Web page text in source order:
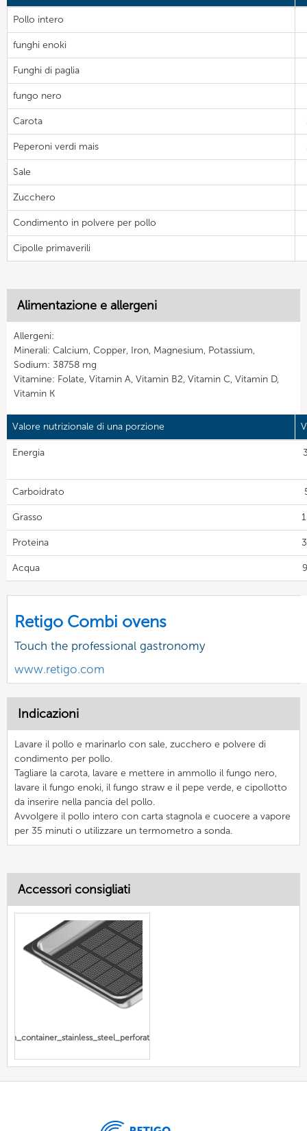
Pollo intero
funghi enoki
Funghi di paglia
fungo nero
Carota
Peperoni verdi mais
Sale
Zucchero
Condimento in polvere per pollo
Cipolle primaverili
Alimentazione e allergeni
Allergeni:
Minerali: Calcium, Copper, Iron, Magnesium, Potassium,
Sodium: 38758 mg
Vitamine: Folate, Vitamin A, Vitamin B2, Vitamin C, Vitamin D,
Vitamin K
Valore nutrizionale di una porzione
Energia
Carboidrato
Grasso
Proteina
Acqua
Retigo Combi ovens
Touch the professional gastronomy
www.retigo.com
Indicazioni
Lavare il pollo e marinarlo con sale, zucchero e polvere di
condimento per pollo.
Tagliare la carota, lavare e mettere in ammollo il fungo nero,
lavare il fungo enoki, il fungo straw e il pepe verde, e cipollotto
da inserire nella pancia del pollo.
Avvolgere il pollo intero con carta stagnola e cuocere a vapore
per 35 minuti o utilizzare un termometro a sonda.
Accessori consigliati
Gn_container_stainless_steel_perforated